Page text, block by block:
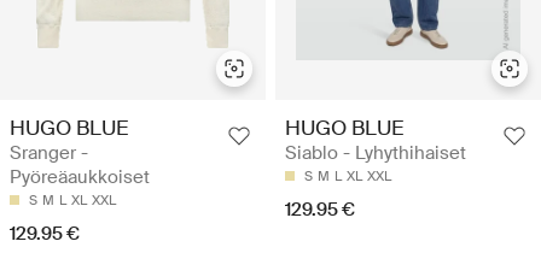
HUGO BLUE
Sranger -
Pyöreäaukkoiset
S M L XL XXL
129.95 €
HUGO BLUE
Siablo - Lyhythihaiset
S M L XL XXL
129.95 €